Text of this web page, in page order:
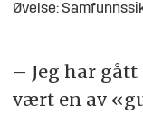
Øvelse: Samfunnssikkerhetsminister Ingvil Smines Tybring-Gjedde på
– Jeg har
vært en av